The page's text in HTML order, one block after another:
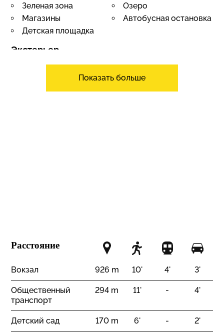
Зеленая зона
Озеро
Магазины
Автобусная остановка
Детская площадка
Экстерьер
открытый Горы
Показать больше
Расстояние
Вокзал 926 m 10' 4' 3'
Общественный
транспорт
294 m 11' - 4'
Детский сад 170 m 6' - 2'